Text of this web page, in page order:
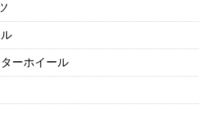
ーホイール